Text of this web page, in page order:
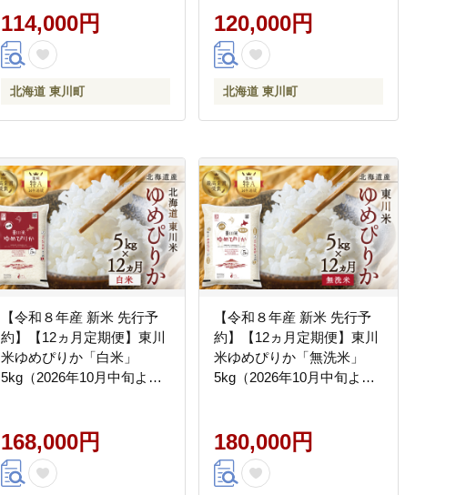
114,000円
北海道 東川町
120,000円
北海道 東川町
【令和８年産 新米 先行予
約】【12ヵ月定期便】東川
米ゆめぴりか「白米」
5kg（2026年10月中旬より
168,000円
【令和８年産 新米 先行予
約】【12ヵ月定期便】東川
米ゆめぴりか「無洗米」
5kg（2026年10月中旬より
180,000円